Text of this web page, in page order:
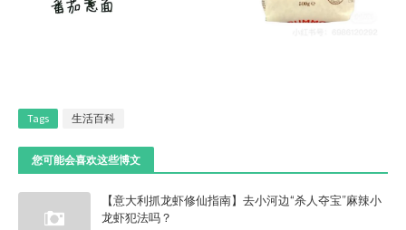
Tags 生活百科
您可能会喜欢这些博文
【意大利抓龙虾修仙指南】去小河边“杀人夺宝”麻辣小
龙虾犯法吗？